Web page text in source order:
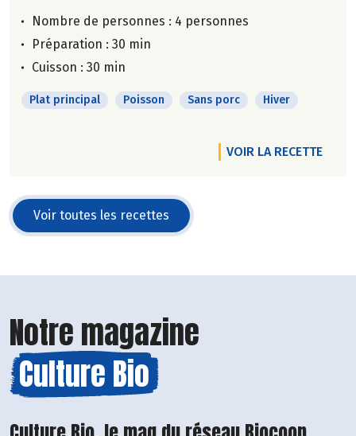
Nombre de personnes : 4 personnes
Préparation : 30 min
Cuisson : 30 min
Plat principal Poisson Sans porc Hiver
VOIR LA RECETTE
Voir toutes les recettes
Notre magazine
Culture Bio